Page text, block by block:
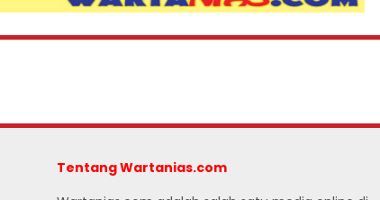
Tentang Wartanias.com